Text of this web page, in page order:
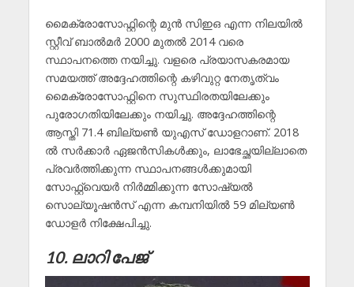
മൈക്രോസോഫ്റ്റിന്റെ മുൻ സിഇഒ എന്ന നിലയിൽ
സ്റ്റീവ് ബാൽമർ 2000 മുതൽ 2014 വരെ
സ്ഥാപനത്തെ നയിച്ചു. വളരെ പ്രയാസകരമായ
സമയത്ത് അദ്ദേഹത്തിന്റെ കഴിവുറ്റ നേതൃത്വം
മൈക്രോസോഫ്റ്റിനെ സുസ്ഥിരതയിലേക്കും
പുരോഗതിയിലേക്കും നയിച്ചു. അദ്ദേഹത്തിന്റെ
ആസ്തി 71.4 ബില്യൺ യുഎസ് ഡോളറാണ്. 2018
ൽ സർക്കാർ ഏജൻസികൾക്കും, ലാഭേച്ഛയില്ലാതെ
പ്രവർത്തിക്കുന്ന സ്ഥാപനങ്ങൾക്കുമായി
സോഫ്റ്റ്വെയർ നിർമ്മിക്കുന്ന സോഷ്യൽ
സൊല്യൂഷൻസ് എന്ന കമ്പനിയിൽ 59 മില്യൺ
ഡോളർ നിക്ഷേപിച്ചു.
10. ലാറി പേജ്